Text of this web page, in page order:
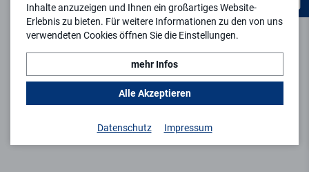
Inhalte anzuzeigen und Ihnen ein großartiges Website-
Erlebnis zu bieten. Für weitere Informationen zu den von uns
verwendeten Cookies öffnen Sie die Einstellungen.
mehr Infos
Alle Akzeptieren
Datenschutz Impressum